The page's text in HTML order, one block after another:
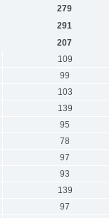
279
291
207
109
99
103
139
95
78
97
93
139
97